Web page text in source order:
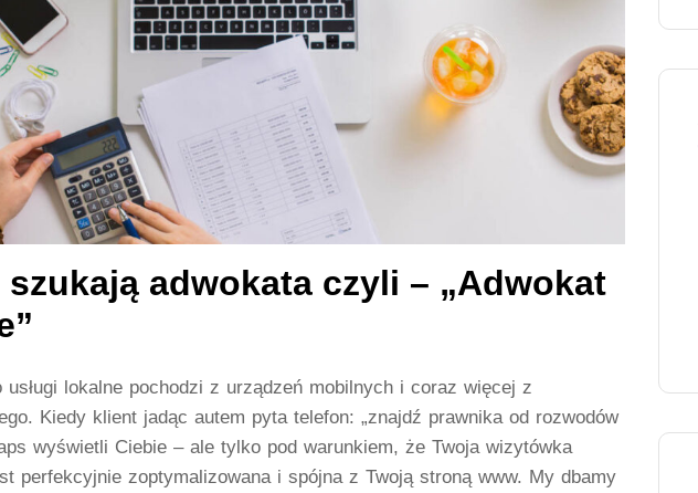
adwokata czyli – „Adwokat
usługi lokalne pochodzi z urządzeń mobilnych i coraz więcej z
Kiedy klient jadąc autem pyta telefon: „znajdź prawnika od rozwodów
wyświetli Ciebie – ale tylko pod warunkiem, że Twoja wizytówka
perfekcyjnie zoptymalizowana i spójna z Twoją stroną www. My dbamy